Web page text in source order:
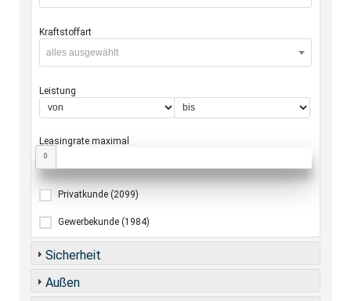
Kraftstoffart
alles ausgewählt
Leistung
Leasingrate maximal
0
Privatkunde (2099)
Gewerbekunde (1984)
Sicherheit
Außen